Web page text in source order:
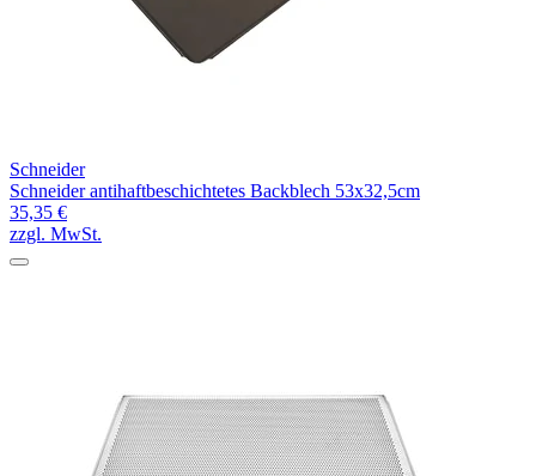
Schneider
Schneider antihaftbeschichtetes Backblech 53x32,5cm
35,35 €
zzgl. MwSt.